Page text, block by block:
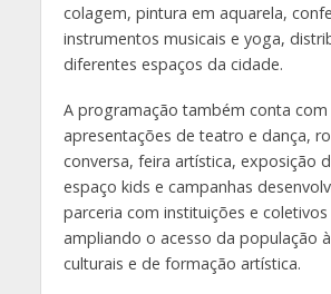
colagem, pintura em aquarela,
instrumentos musicais e yoga,
diferentes espaços da cidade.
A programação também conta com
apresentações de teatro e dança,
conversa, feira artística, exposição
espaço kids e campanhas
parceria com instituições e coletivos
ampliando o acesso da população
culturais e de formação artística.